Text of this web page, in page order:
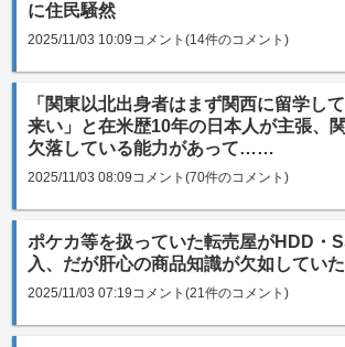
に住民騒然
2025/11/03 10:09コメント(14件のコメント)
「関東以北出身者はまず関西に留学し
来い」と在米歴10年の日本人が主張、
欠落している能力があって……
2025/11/03 08:09コメント(70件のコメント)
ポケカ等を扱っていた転売屋がHDD・
入、だが肝心の商品知識が欠如してい
2025/11/03 07:19コメント(21件のコメント)